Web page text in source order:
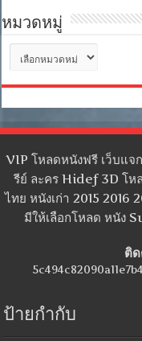
หมวดหมู่
หมวด
หมู่
VIP โหลดหนังฟรี เว็บแจ
รีย์ ละคร Hidef 3D โห
ไทย หนังเก่า 2015 2016
มีให้เลือกโหลด หนัง
ติ
ป้ายกำกับ